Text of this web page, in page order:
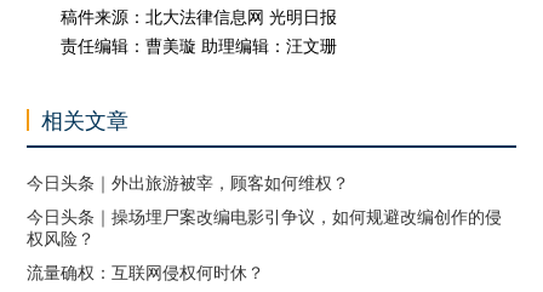
稿件来源：北大法律信息网 光明日报
责任编辑：曹美璇 助理编辑：汪文珊
相关文章
今日头条｜外出旅游被宰，顾客如何维权？
今日头条｜操场埋尸案改编电影引争议，如何规避改编创作的侵
权风险？
流量确权：互联网侵权何时休？